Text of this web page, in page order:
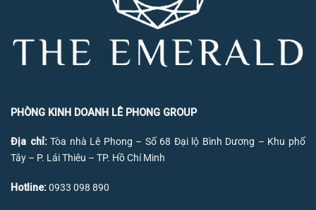
PHÒNG KINH DOANH LÊ PHONG GROUP
Địa chỉ:Tòa nhà Lê Phong – Số 68 Đại lộ Bình Dương – Khu phố
Tây – P. Lái Thiêu – TP. Hồ Chí Minh
Hotline:0933 098 890